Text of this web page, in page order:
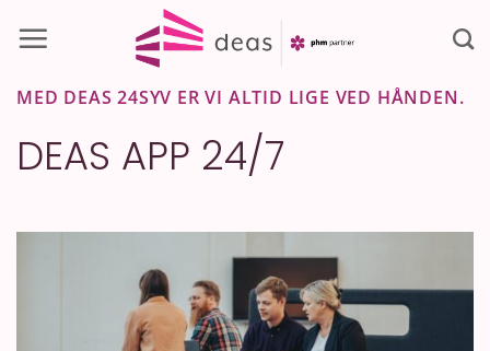
MED DEAS 24SYV ER VI ALTID LIGE VED HÅNDEN.
DEAS APP 24/7